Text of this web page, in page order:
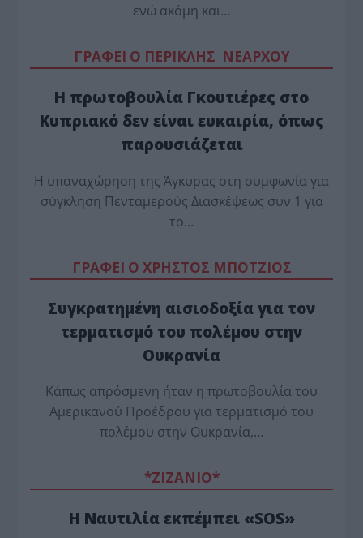
ενώ ακόμη και…
ΓΡΑΦΕΙ Ο ΠΕΡΙΚΛΗΣ ΝΕΑΡΧΟΥ
Η πρωτοβουλία Γκουτιέρες στο
Κυπριακό δεν είναι ευκαιρία, όπως
παρουσιάζεται
Η υπαναχώρηση της Άγκυρας στη συμφωνία για
σύγκληση Πενταμερούς Διασκέψεως συν 1 για
το…
ΓΡΑΦΕΙ Ο ΧΡΗΣΤΟΣ ΜΠΟΤΖΙΟΣ
Συγκρατημένη αισιοδοξία για τον
τερματισμό του πολέμου στην
Ουκρανία
Κάπως απρόσμενη ήταν η πρωτοβουλία του
Αμερικανού Προέδρου για τερματισμό του
πολέμου στην Ουκρανία,…
*ZΙΖΑΝΙΟ*
Η Ναυτιλία εκπέμπει «SOS»